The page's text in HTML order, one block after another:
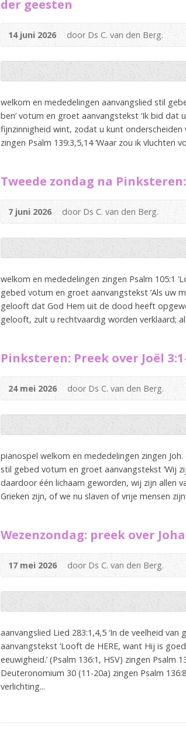
der geesten
14 juni 2026 door Ds C. van den Berg.
welkom en mededelingen aanvangslied stil
ben’ votum en groet aanvangstekst ‘Ik bid dat
fijnzinnigheid wint, zodat u kunt onderscheiden
zingen Psalm 139:3,5,14 ‘Waar zou ik vluchten
Tweede zondag na
7 juni 2026 door Ds C. van den Berg.
welkom en mededelingen zingen Psalm 105:1
gebed votum en groet aanvangstekst ‘Als uw
gelooft dat God Hem uit de dood heeft
gelooft, zult u rechtvaardig worden verklaard;
Pinksteren: Preek over Joël
24 mei 2026 door Ds C. van den Berg.
pianospel welkom en mededelingen zingen Joh.
stil gebed votum en groet aanvangstekst ‘Wij
daardoor één lichaam geworden, wij zijn allen
Grieken zijn, of we nu slaven of vrije mensen
Wezenzondag: preek over
17 mei 2026 door Ds C. van den Berg.
aanvangslied Lied 283:1,4,5 ‘In de veelheid
aanvangstekst ‘Looft de HERE, want Hij is
eeuwigheid.’ (Psalm 136:1, HSV) zingen Psalm
Deuteronomium 30 (11-20a) zingen Psalm
verlichting...